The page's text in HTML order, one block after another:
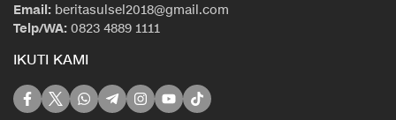
Email: beritasulsel2018@gmail.com
Telp/WA: 0823 4889 1111
IKUTI KAMI